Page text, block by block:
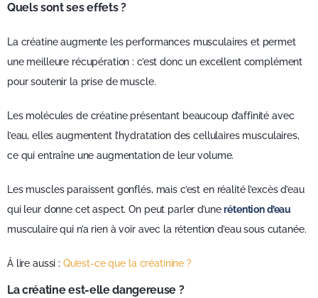
Quels sont ses effets ?
La créatine augmente les performances musculaires et permet
une meilleure récupération : c’est donc un excellent complément
pour soutenir la prise de muscle.
Les molécules de créatine présentant beaucoup d’affinité avec
l’eau, elles augmentent l’hydratation des cellulaires musculaires,
ce qui entraîne une augmentation de leur volume.
Les muscles paraissent gonflés, mais c’est en réalité l’excès d’eau
qui leur donne cet aspect. On peut parler d’unerétention d’eau
musculaire qui n’a rien à voir avec la rétention d’eau sous cutanée.
À lire aussi : Qu’est-ce que la créatinine ?
La créatine est-elle dangereuse ?